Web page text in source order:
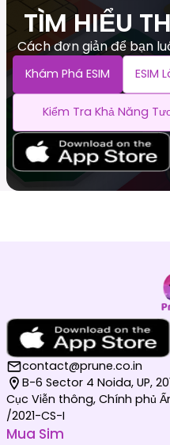
TÌM HIỂU
Cách đơn giản để bạn
Khám Phá ESIM ESIM
Kiểm Tra Khả Năng
contact@prune.co.in
B-6 Sector 4 Noida, UP,
Cục Viễn thông, Chính phủ
/2021-CS-I
Mua Sim